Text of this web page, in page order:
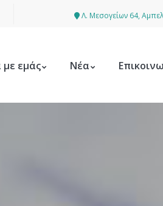
Λ. Μεσογείων 64,
με εμάς Νέα